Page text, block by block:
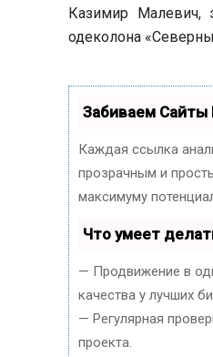
Казимир Малевич,
одеколона
Забиваем
Каждая ссылка
прозрачным и
максимуму
Что умеет
— Продвижение в
качества у лучших
— Регулярная
проекта.